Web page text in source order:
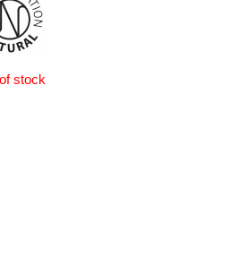
stock